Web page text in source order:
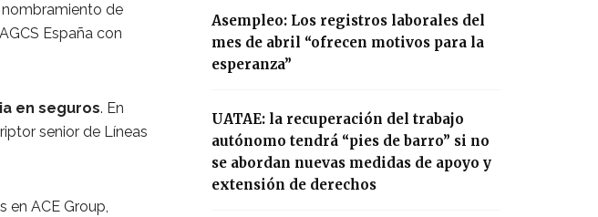
de
España con
en seguros. En
senior de Líneas
en ACE Group,
Asempleo: Los registros laborales del
mes de abril “ofrecen motivos para la
esperanza”
UATAE: la recuperación del trabajo
autónomo tendrá “pies de barro” si no
se abordan nuevas medidas de apoyo y
extensión de derechos